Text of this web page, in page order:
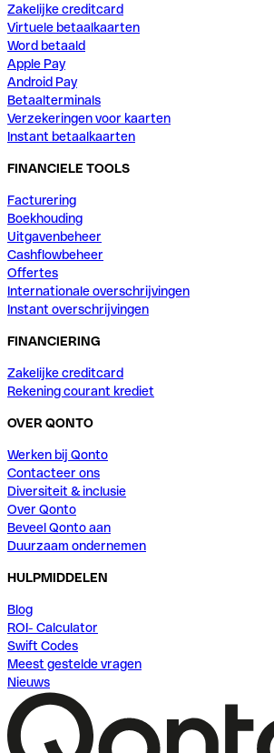
Zakelijke creditcard
Virtuele betaalkaarten
Word betaald
Apple Pay
Android Pay
Betaalterminals
Verzekeringen voor kaarten
Instant betaalkaarten
FINANCIELE TOOLS
Facturering
Boekhouding
Uitgavenbeheer
Cashflowbeheer
Offertes
Internationale overschrijvingen
Instant overschrijvingen
FINANCIERING
Zakelijke creditcard
Rekening courant krediet
OVER QONTO
Werken bij Qonto
Contacteer ons
Diversiteit & inclusie
Over Qonto
Beveel Qonto aan
Duurzaam ondernemen
HULPMIDDELEN
Blog
ROI- Calculator
Swift Codes
Meest gestelde vragen
Nieuws